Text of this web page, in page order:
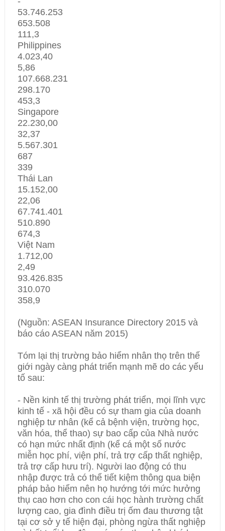
53.746.253
653.508
111,3
Philippines
4.023,40
5,86
107.668.231
298.170
453,3
Singapore
22.230,00
32,37
5.567.301
687
339
Thái Lan
15.152,00
22,06
67.741.401
510.890
674,3
Việt Nam
1.712,00
2,49
93.426.835
310.070
358,9
(Nguồn: ASEAN Insurance Directory 2015 và
báo cáo ASEAN năm 2015)
Tóm lại thị trường bảo hiểm nhân thọ trên thế
giới ngày càng phát triển mạnh mẽ do các yếu
tố sau:
- Nền kinh tế thị trường phát triển, mọi lĩnh vực
kinh tế - xã hội đều có sự tham gia của doanh
nghiệp tư nhân (kể cả bệnh viện, trường học,
văn hóa, thể thao) sự bao cấp của Nhà nước
có hạn mức nhất định (kể cá một số nước
miễn học phí, viện phí, trả trợ cấp thất nghiệp,
trả trợ cấp hưu trí). Người lao động có thu
nhập được trả có thể tiết kiệm thông qua biện
pháp bảo hiểm nên họ hướng tới mức hưởng
thụ cao hơn cho con cái học hành trường chất
lượng cao, gia đình điều trị ốm đau thương tật
tại cơ sở y tế hiện đại, phòng ngừa thất nghiệp